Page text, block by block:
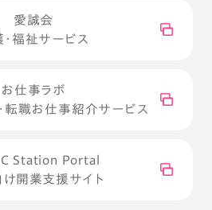
愛誠会
・福祉サービス
お仕事ラボ
転職お仕事紹介サービス
Station Portal
け開業支援サイト